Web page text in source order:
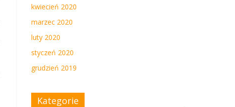
kwiecień 2020
marzec 2020
luty 2020
styczeń 2020
grudzień 2019
Kategorie